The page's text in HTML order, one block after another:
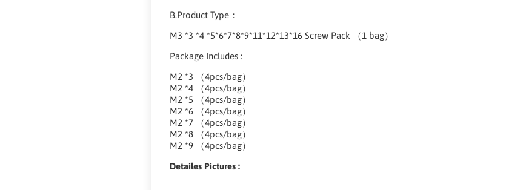
B.Product Type：
M3 *3 *4 *5*6*7*8*9*11*12*13*16 Screw Pack （1 bag）
Package Includes :
M2 *3 （4pcs/bag）
M2 *4 （4pcs/bag）
M2 *5 （4pcs/bag）
M2 *6 （4pcs/bag）
M2 *7 （4pcs/bag）
M2 *8 （4pcs/bag）
M2 *9 （4pcs/bag）
Detailes Pictures :